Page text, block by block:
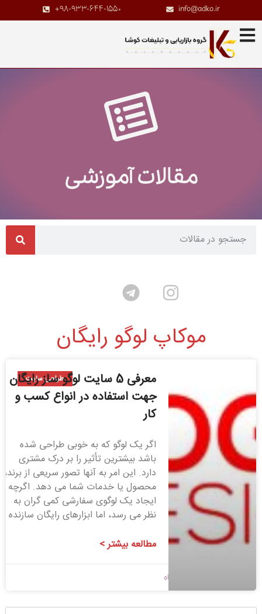
info@adko.ir
+98-933-644-1550
مقالات آموزشی
موکاپ لوگو رایگان
طراحی سایت
معرفی 5 سایت لوگو ساز رایگان
جهت استفاده در انواع کسب و
کار
اگر یک لوگو که به خوبی طراحی شده
باشد بیشترین تأثیر را بر درک مشتری
دارد. این امر به آنها تصور سریعی از برند،
محصول یا خدمات شما می دهد. اگرچه
ایجاد یک لوگوی سفارشی کمی گران به
نظر می رسد، اما ابزارهای رایگان سازنده
مطالعه بیشتر >
بدون دیدگاه